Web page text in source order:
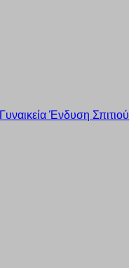
Γυναικεία Ένδυση Σπιτιού